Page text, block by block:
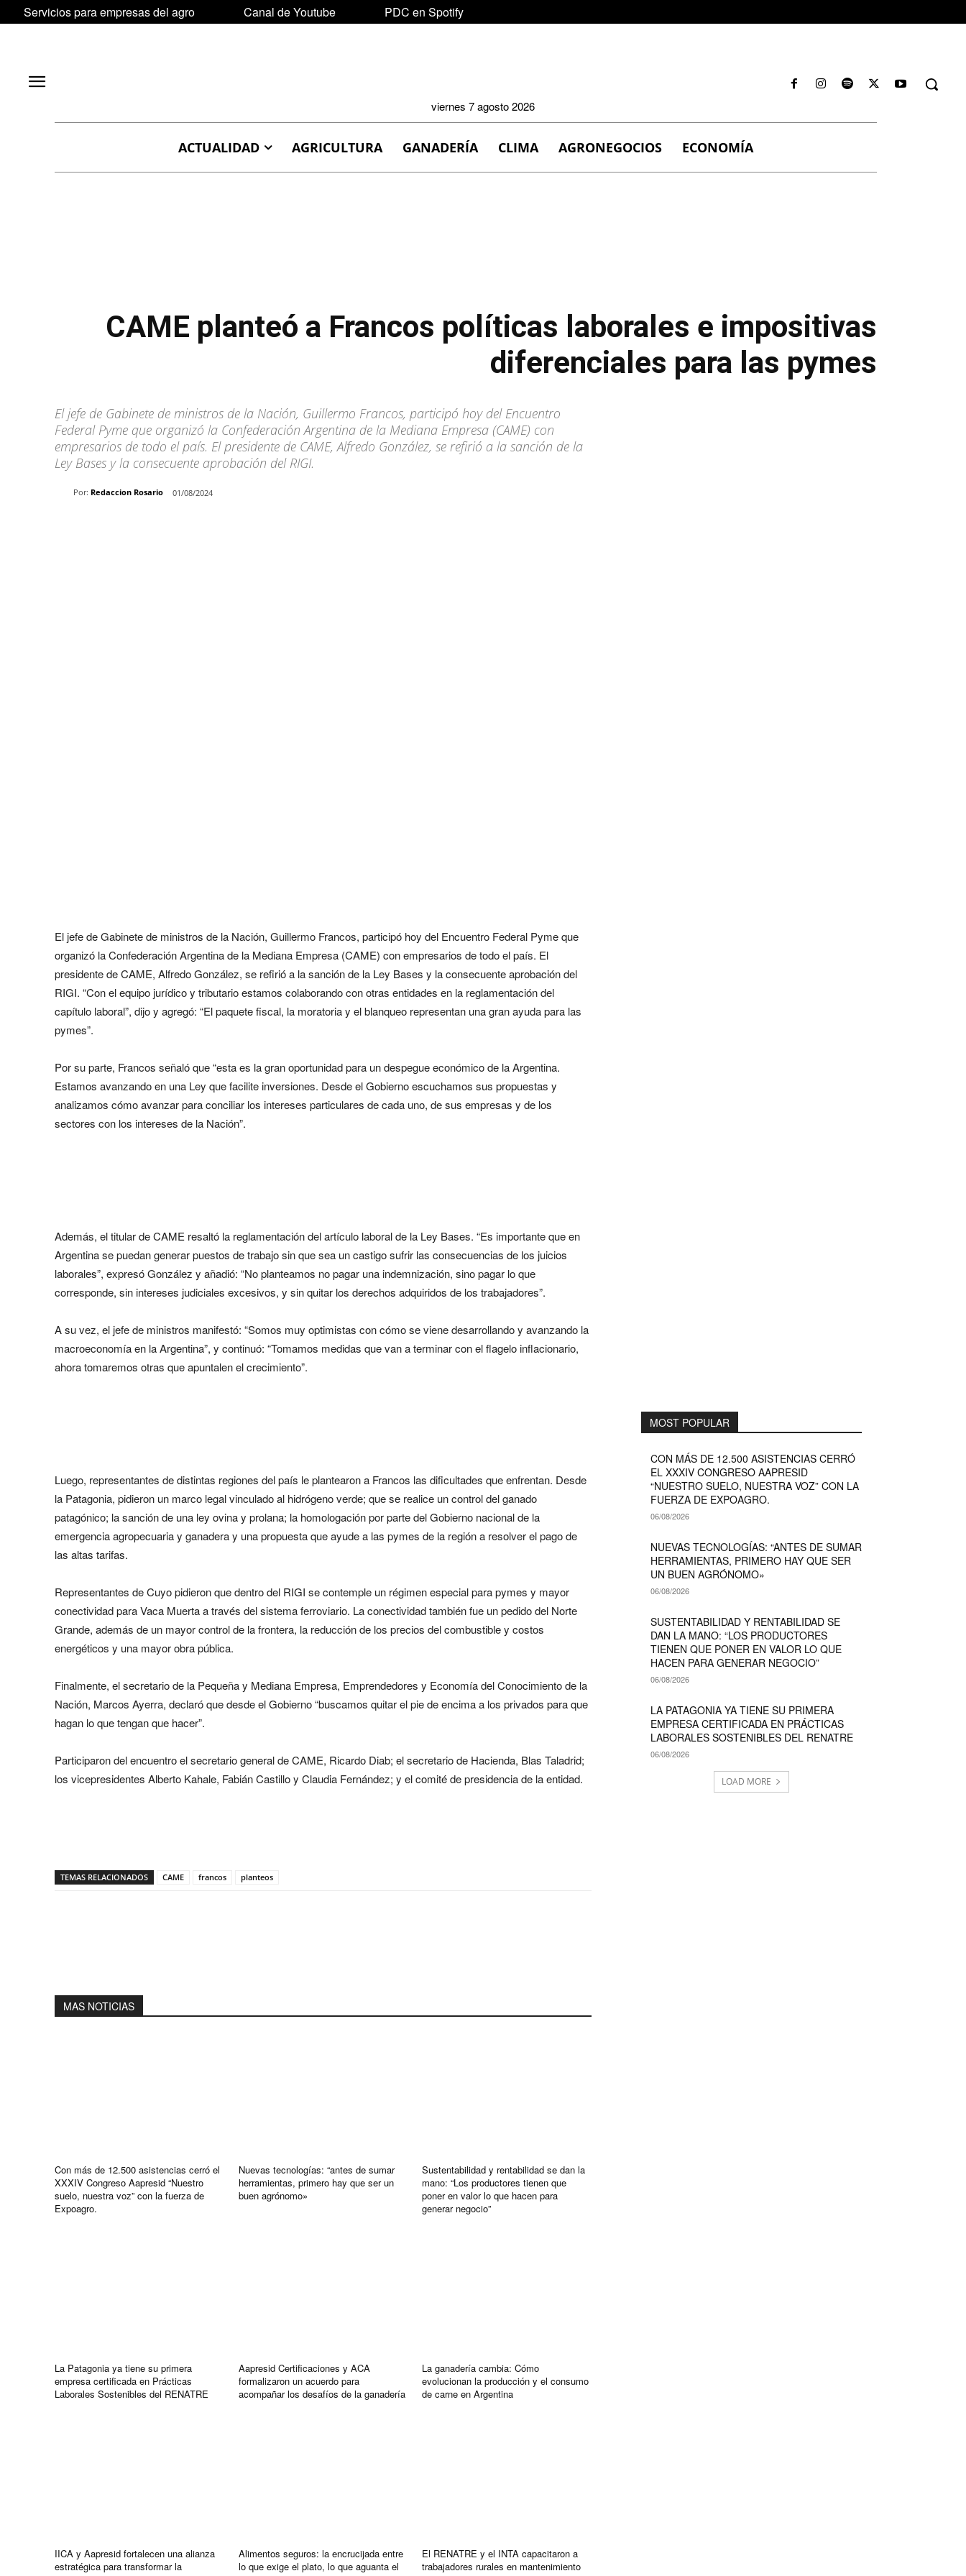
Servicios para empresas del agro Canal de Youtube PDC en Spotify
viernes 7 agosto 2026
ACTUALIDAD AGRICULTURA GANADERÍA CLIMA AGRONEGOCIOS ECONOMÍA
CAME planteó a Francos políticas laborales e impositivas
diferenciales para las pymes
El jefe de Gabinete de ministros de la Nación, Guillermo Francos, participó hoy del Encuentro
Federal Pyme que organizó la Confederación Argentina de la Mediana Empresa (CAME) con
empresarios de todo el país. El presidente de CAME, Alfredo González, se refirió a la sanción de la
Ley Bases y la consecuente aprobación del RIGI.
Por: Redaccion Rosario 01/08/2024
El jefe de Gabinete de ministros de la Nación, Guillermo Francos, participó hoy del Encuentro Federal Pyme que
organizó la Confederación Argentina de la Mediana Empresa (CAME) con empresarios de todo el país. El
presidente de CAME, Alfredo González, se refirió a la sanción de la Ley Bases y la consecuente aprobación del
RIGI. “Con el equipo jurídico y tributario estamos colaborando con otras entidades en la reglamentación del
capítulo laboral”, dijo y agregó: “El paquete fiscal, la moratoria y el blanqueo representan una gran ayuda para las
pymes”.
Por su parte, Francos señaló que “esta es la gran oportunidad para un despegue económico de la Argentina.
Estamos avanzando en una Ley que facilite inversiones. Desde el Gobierno escuchamos sus propuestas y
analizamos cómo avanzar para conciliar los intereses particulares de cada uno, de sus empresas y de los
sectores con los intereses de la Nación”.
Además, el titular de CAME resaltó la reglamentación del artículo laboral de la Ley Bases. “Es importante que en
Argentina se puedan generar puestos de trabajo sin que sea un castigo sufrir las consecuencias de los juicios
laborales”, expresó González y añadió: “No planteamos no pagar una indemnización, sino pagar lo que
corresponde, sin intereses judiciales excesivos, y sin quitar los derechos adquiridos de los trabajadores”.
A su vez, el jefe de ministros manifestó: “Somos muy optimistas con cómo se viene desarrollando y avanzando la
macroeconomía en la Argentina”, y continuó: “Tomamos medidas que van a terminar con el flagelo inflacionario,
ahora tomaremos otras que apuntalen el crecimiento”.
Luego, representantes de distintas regiones del país le plantearon a Francos las dificultades que enfrentan. Desde
la Patagonia, pidieron un marco legal vinculado al hidrógeno verde; que se realice un control del ganado
patagónico; la sanción de una ley ovina y prolana; la homologación por parte del Gobierno nacional de la
emergencia agropecuaria y ganadera y una propuesta que ayude a las pymes de la región a resolver el pago de
las altas tarifas.
Representantes de Cuyo pidieron que dentro del RIGI se contemple un régimen especial para pymes y mayor
conectividad para Vaca Muerta a través del sistema ferroviario. La conectividad también fue un pedido del Norte
Grande, además de un mayor control de la frontera, la reducción de los precios del combustible y costos
energéticos y una mayor obra pública.
Finalmente, el secretario de la Pequeña y Mediana Empresa, Emprendedores y Economía del Conocimiento de la
Nación, Marcos Ayerra, declaró que desde el Gobierno “buscamos quitar el pie de encima a los privados para que
hagan lo que tengan que hacer”.
Participaron del encuentro el secretario general de CAME, Ricardo Diab; el secretario de Hacienda, Blas Taladrid;
los vicepresidentes Alberto Kahale, Fabián Castillo y Claudia Fernández; y el comité de presidencia de la entidad.
TEMAS RELACIONADOS CAME francos planteos
MAS NOTICIAS
Con más de 12.500 asistencias cerró el
XXXIV Congreso Aapresid “Nuestro
suelo, nuestra voz” con la fuerza de
Expoagro.
Nuevas tecnologías: “antes de sumar
herramientas, primero hay que ser un
buen agrónomo»
Sustentabilidad y rentabilidad se dan la
mano: “Los productores tienen que
poner en valor lo que hacen para
generar negocio”
La Patagonia ya tiene su primera
empresa certificada en Prácticas
Laborales Sostenibles del RENATRE
Aapresid Certificaciones y ACA
formalizaron un acuerdo para
acompañar los desafíos de la ganadería
La ganadería cambia: Cómo
evolucionan la producción y el consumo
de carne en Argentina
IICA y Aapresid fortalecen una alianza
estratégica para transformar la
Alimentos seguros: la encrucijada entre
lo que exige el plato, lo que aguanta el
El RENATRE y el INTA capacitaron a
trabajadores rurales en mantenimiento
MOST POPULAR
CON MÁS DE 12.500 ASISTENCIAS CERRÓ
EL XXXIV CONGRESO AAPRESID
“NUESTRO SUELO, NUESTRA VOZ” CON LA
FUERZA DE EXPOAGRO.
06/08/2026
NUEVAS TECNOLOGÍAS: “ANTES DE SUMAR
HERRAMIENTAS, PRIMERO HAY QUE SER
UN BUEN AGRÓNOMO»
06/08/2026
SUSTENTABILIDAD Y RENTABILIDAD SE
DAN LA MANO: “LOS PRODUCTORES
TIENEN QUE PONER EN VALOR LO QUE
HACEN PARA GENERAR NEGOCIO”
06/08/2026
LA PATAGONIA YA TIENE SU PRIMERA
EMPRESA CERTIFICADA EN PRÁCTICAS
LABORALES SOSTENIBLES DEL RENATRE
06/08/2026
LOAD MORE